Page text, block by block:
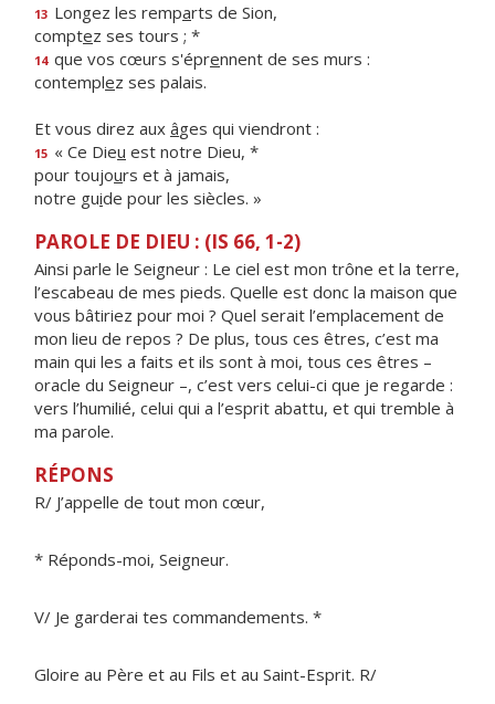
13 Longez les remparts de Sion,
comptez ses tours ; *
14 que vos cœurs s'éprennent de ses murs :
contemplez ses palais.
Et vous direz aux âges qui viendront :
15 « Ce Dieu est notre Dieu, *
pour toujours et à jamais,
notre guide pour les siècles. »
PAROLE DE DIEU : (IS 66, 1-2)
Ainsi parle le Seigneur : Le ciel est mon trône et la terre,
l’escabeau de mes pieds. Quelle est donc la maison que
vous bâtiriez pour moi ? Quel serait l’emplacement de
mon lieu de repos ? De plus, tous ces êtres, c’est ma
main qui les a faits et ils sont à moi, tous ces êtres –
oracle du Seigneur –, c’est vers celui-ci que je regarde :
vers l’humilié, celui qui a l’esprit abattu, et qui tremble à
ma parole.
RÉPONS
R/ J’appelle de tout mon cœur,
* Réponds-moi, Seigneur.
V/ Je garderai tes commandements. *
Gloire au Père et au Fils et au Saint-Esprit. R/